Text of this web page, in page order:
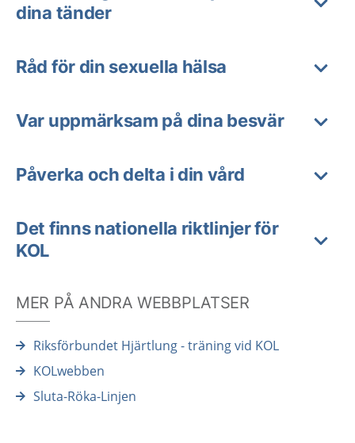
dina tänder
Råd för din sexuella hälsa
Var uppmärksam på dina besvär
Påverka och delta i din vård
Det finns nationella riktlinjer för
KOL
MER PÅ ANDRA WEBBPLATSER
Riksförbundet Hjärtlung - träning vid KOL
KOLwebben
Sluta-Röka-Linjen